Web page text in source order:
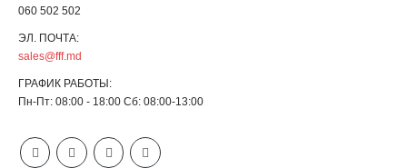
060 502 502
ЭЛ. ПОЧТА:
sales@fff.md
ГРАФИК РАБОТЫ:
Пн-Пт: 08:00 - 18:00 Сб: 08:00-13:00